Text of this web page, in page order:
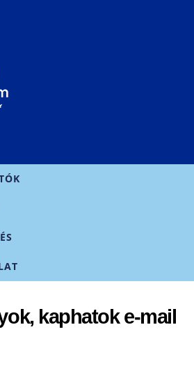
kaphatok e-mail